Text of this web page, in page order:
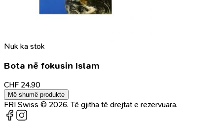
Nuk ka stok
Bota në fokusin Islam
CHF 24.90
Më shumë produkte
FRI Swiss © 2026. Të gjitha të drejtat e rezervuara.